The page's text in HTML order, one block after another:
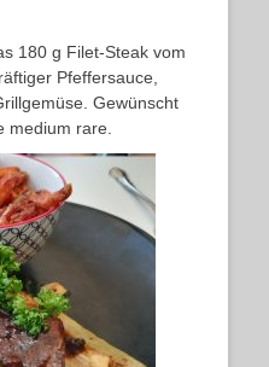
180 g Filet-Steak vom
Pfeffersauce,
Gewünscht
medium rare.